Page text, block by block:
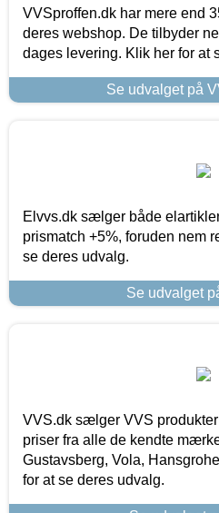
VVSproffen.dk har mere end
deres webshop. De tilbyder
dages levering. Klik her for at
Se udvalget på
Elvvs.dk sælger både
prismatch +5%, foruden nem
se deres udvalg.
Se udvalget
VVS.dk sælger VVS
priser fra alle de kendte
Gustavsberg, Vola,
for at se deres udvalg.